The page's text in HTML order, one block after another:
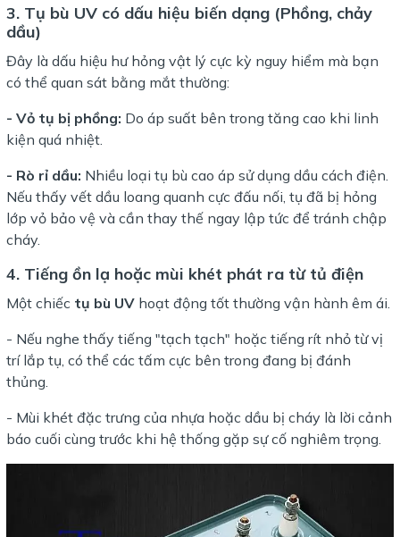
3. Tụ bù UV có dấu hiệu biến dạng (Phồng, chảy
dầu)
Đây là dấu hiệu hư hỏng vật lý cực kỳ nguy hiểm mà bạn
có thể quan sát bằng mắt thường:
- Vỏ tụ bị phồng: Do áp suất bên trong tăng cao khi linh
kiện quá nhiệt.
- Rò rỉ dầu: Nhiều loại tụ bù cao áp sử dụng dầu cách điện.
Nếu thấy vết dầu loang quanh cực đấu nối, tụ đã bị hỏng
lớp vỏ bảo vệ và cần thay thế ngay lập tức để tránh chập
cháy.
4. Tiếng ồn lạ hoặc mùi khét phát ra từ tủ điện
Một chiếc tụ bù UV hoạt động tốt thường vận hành êm ái.
- Nếu nghe thấy tiếng "tạch tạch" hoặc tiếng rít nhỏ từ vị
trí lắp tụ, có thể các tấm cực bên trong đang bị đánh
thủng.
- Mùi khét đặc trưng của nhựa hoặc dầu bị cháy là lời cảnh
báo cuối cùng trước khi hệ thống gặp sự cố nghiêm trọng.